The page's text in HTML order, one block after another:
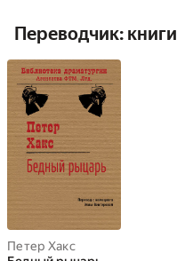
Переводчик: книги
Петер Хакс